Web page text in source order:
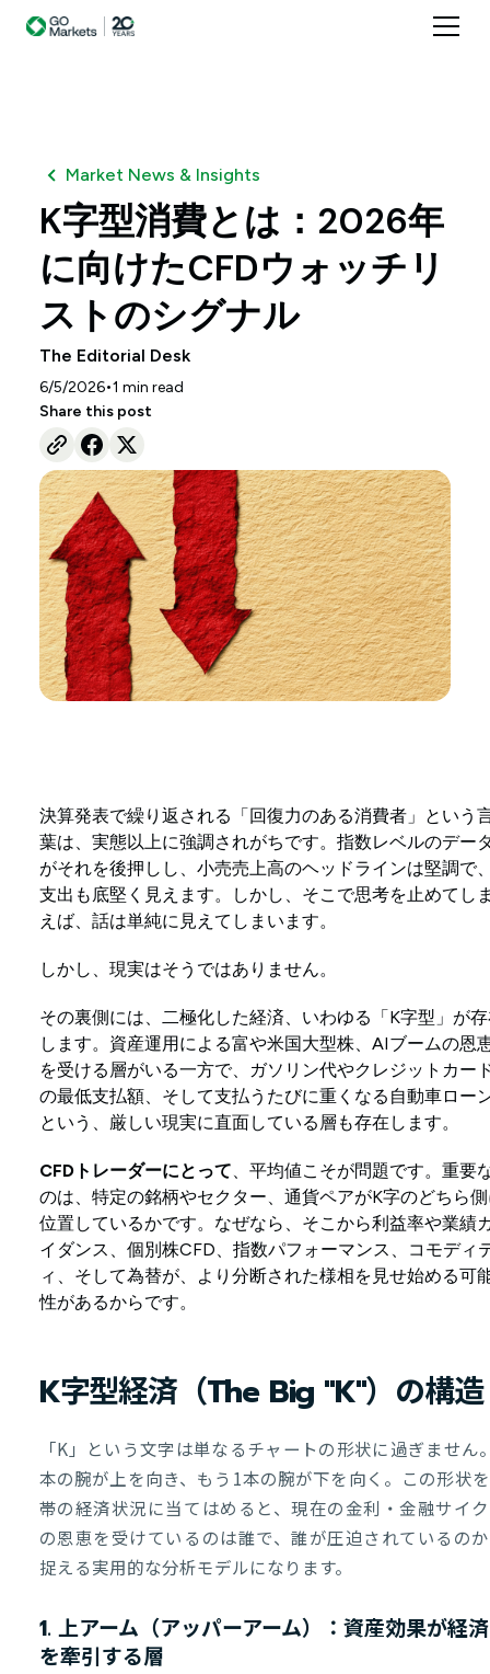
Market News & Insights
K字型消費とは：2026年
に向けたCFDウォッチリ
ストのシグナル
The Editorial Desk
6/5/2026•1 min read
Share this post
決算発表で繰り返される「回復力のある消費者」という
葉は、実態以上に強調されがちです。指数レベルのデー
がそれを後押しし、小売売上高のヘッドラインは堅調で
支出も底堅く見えます。しかし、そこで思考を止めてし
えば、話は単純に見えてしまいます。
しかし、現実はそうではありません。
その裏側には、二極化した経済、いわゆる「K字型」が
します。資産運用による富や米国大型株、AIブームの恩
を受ける層がいる一方で、ガソリン代やクレジットカー
の最低支払額、そして支払うたびに重くなる自動車ロー
という、厳しい現実に直面している層も存在します。
CFDトレーダーにとって 、平均値こそが問題です。重要
のは、特定の銘柄やセクター、通貨ペアがK字のどちら
位置しているかです。なぜなら、そこから利益率や業績
イダンス、個別株CFD、指数パフォーマンス、コモディ
ィ、そして為替が、より分断された様相を見せ始める可
性があるからです。
K字型経済（The Big "K"）の構造
「K」という文字は単なるチャートの形状に過ぎません
本の腕が上を向き、もう1本の腕が下を向く。この形状
帯の経済状況に当てはめると、現在の金利・金融サイ
の恩恵を受けているのは誰で、誰が圧迫されているの
捉える実用的な分析モデルになります。
1. 上アーム（アッパーアーム）：資産効果が経済
を牽引する層